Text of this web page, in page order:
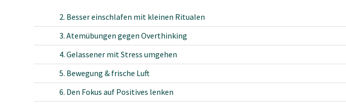
2. Besser einschlafen mit kleinen Ritualen
3. Atemübungen gegen Overthinking
4. Gelassener mit Stress umgehen
5. Bewegung & frische Luft
6. Den Fokus auf Positives lenken